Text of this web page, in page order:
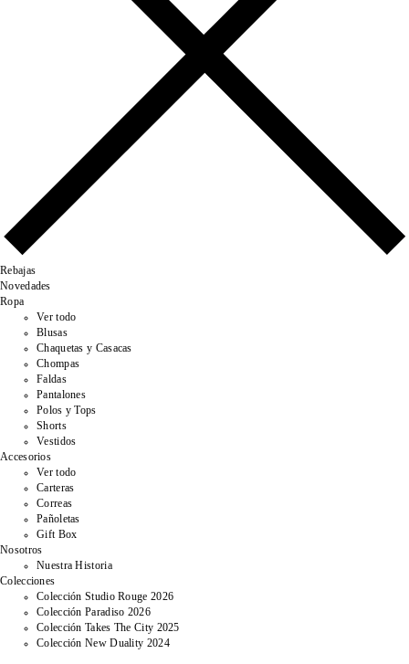
Rebajas
Novedades
Ropa
Ver todo
Blusas
Chaquetas y Casacas
Chompas
Faldas
Pantalones
Polos y Tops
Shorts
Vestidos
Accesorios
Ver todo
Carteras
Correas
Pañoletas
Gift Box
Nosotros
Nuestra Historia
Colecciones
Colección Studio Rouge 2026
Colección Paradiso 2026
Colección Takes The City 2025
Colección New Duality 2024